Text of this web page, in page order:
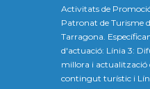
Activitats de
Patronat de Turisme
Tarragona.
d'actuació: Línia 3:
millora i actualització
contingut turístic i